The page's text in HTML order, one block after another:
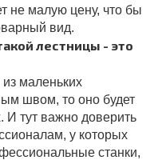
не малую цену, что бы
вид.
лестницы - это
из маленьких
швом, то оно будет
И тут важно доверить
у которых
станки,